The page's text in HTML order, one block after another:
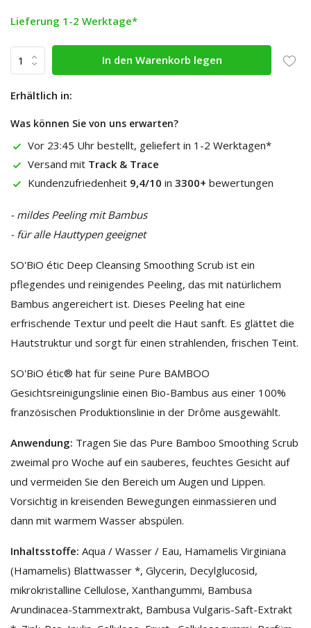
Lieferung 1-2 Werktage*
In den Warenkorb legen
Erhältlich in:
Was können Sie von uns erwarten?
Vor 23:45 Uhr bestellt, geliefert in 1-2 Werktagen*
Versand mit Track & Trace
Kundenzufriedenheit 9,4/10 in 3300+ bewertungen
- mildes Peeling mit Bambus
- für alle Hauttypen geeignet
SO'BiO étic Deep Cleansing Smoothing Scrub ist ein
pflegendes und reinigendes Peeling, das mit natürlichem
Bambus angereichert ist. Dieses Peeling hat eine
erfrischende Textur und peelt die Haut sanft. Es glättet die
Hautstruktur und sorgt für einen strahlenden, frischen Teint.
SO'BiO étic® hat für seine Pure BAMBOO
Gesichtsreinigungslinie einen Bio-Bambus aus einer 100%
französischen Produktionslinie in der Drôme ausgewählt.
Anwendung: Tragen Sie das Pure Bamboo Smoothing Scrub
zweimal pro Woche auf ein sauberes, feuchtes Gesicht auf
und vermeiden Sie den Bereich um Augen und Lippen.
Vorsichtig in kreisenden Bewegungen einmassieren und
dann mit warmem Wasser abspülen.
Inhaltsstoffe: Aqua / Wasser / Eau, Hamamelis Virginiana
(Hamamelis) Blattwasser *, Glycerin, Decylglucosid,
mikrokristalline Cellulose, Xanthangummi, Bambusa
Arundinacea-Stammextrakt, Bambusa Vulgaris-Saft-Extrakt